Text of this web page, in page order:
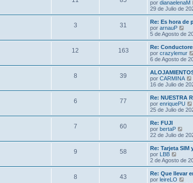
a
j
e
por dianaelenaM
29 de Julio de
3 31
Re: Es hora de
por arnauP
e
r
ú
l
t
m
o
m
e
s
a
j
e
5 de Agosto de
12 163
Re:
por crazylemur
6 de Agosto de
8 39
por CARMINA
j
16 de Julio de
6 77
Re: NUESTRA
por enriquePU
25 de Julio de
7 60
Re: FUJI
por bertaP
e
r
ú
t
o
22 de Julio de
9 58
Re: Tarjeta
por LBB
e
r
ú
2 de Agosto de
8 43
Re: Que llevar
por leireLO